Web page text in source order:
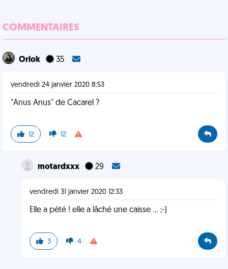
COMMENTAIRES
Orlok 35
vendredi 24 janvier 2020 8:53
"Anus Anus" de Cacarel ?
12 12
motardxxx 29
vendredi 31 janvier 2020 12:33
Elle a pété ! elle a lâché une caisse ... ;-)
3 4